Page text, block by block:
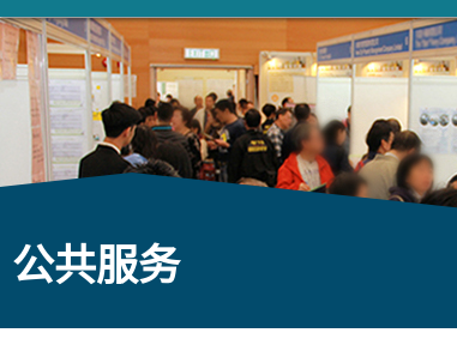
公共服务